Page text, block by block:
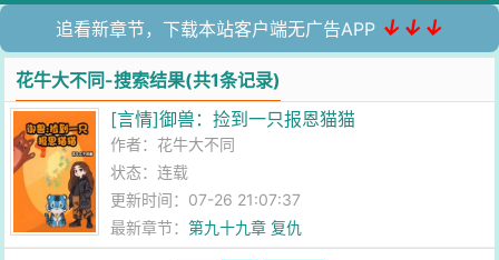
追看新章节，下载本站客户端无广告APP ↓↓↓
花牛大不同-搜索结果(共1条记录)
[言情]御兽：捡到一只报恩猫猫
作者： 花牛大不同
状态：连载
更新时间：07-26 21:07:37
最新章节：第九十九章 复仇